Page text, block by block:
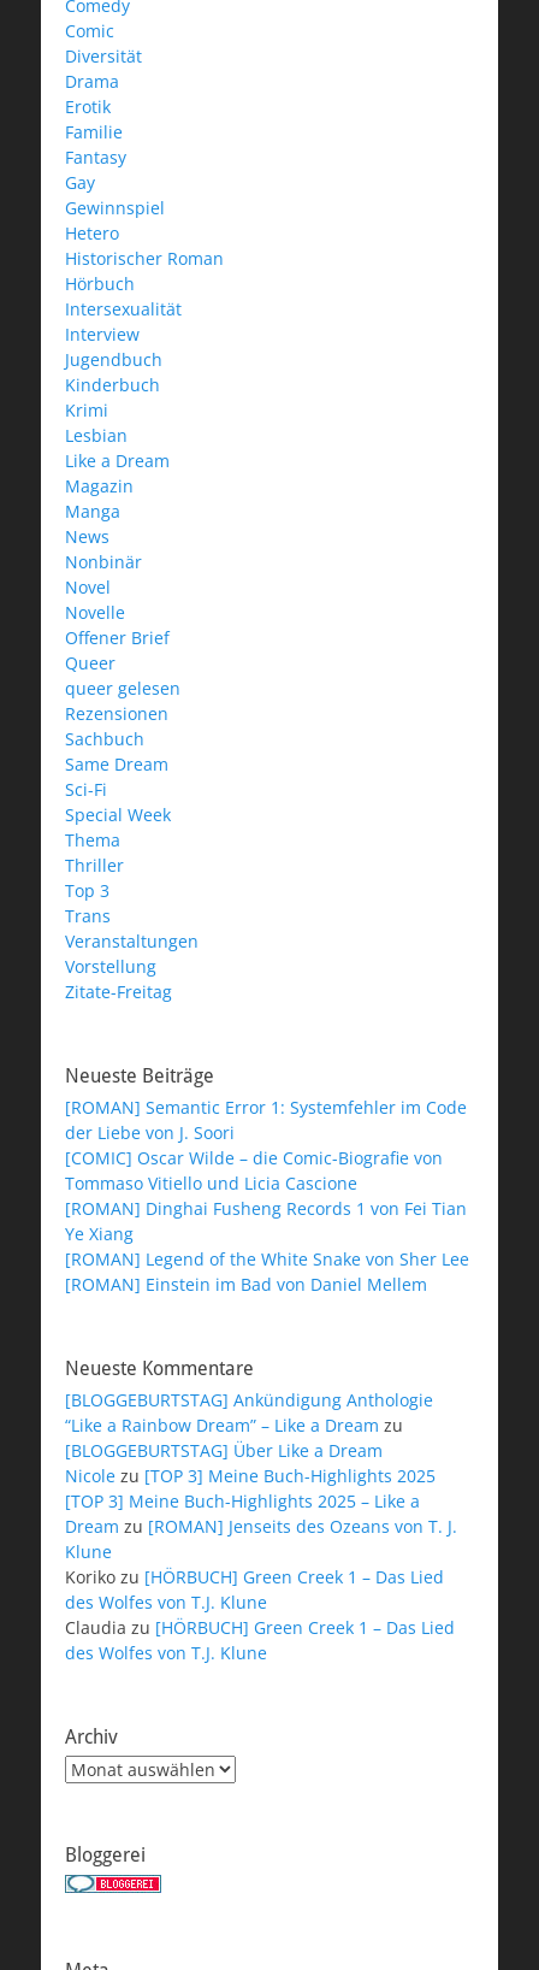
Comedy
Comic
Diversität
Drama
Erotik
Familie
Fantasy
Gay
Gewinnspiel
Hetero
Historischer Roman
Hörbuch
Intersexualität
Interview
Jugendbuch
Kinderbuch
Krimi
Lesbian
Like a Dream
Magazin
Manga
News
Nonbinär
Novel
Novelle
Offener Brief
Queer
queer gelesen
Rezensionen
Sachbuch
Same Dream
Sci-Fi
Special Week
Thema
Thriller
Top 3
Trans
Veranstaltungen
Vorstellung
Zitate-Freitag
Neueste Beiträge
[ROMAN] Semantic Error 1: Systemfehler im Code
der Liebe von J. Soori
[COMIC] Oscar Wilde – die Comic-Biografie von
Tommaso Vitiello und Licia Cascione
[ROMAN] Dinghai Fusheng Records 1 von Fei Tian
Ye Xiang
[ROMAN] Legend of the White Snake von Sher Lee
[ROMAN] Einstein im Bad von Daniel Mellem
Neueste Kommentare
[BLOGGEBURTSTAG] Ankündigung Anthologie
“Like a Rainbow Dream” – Like a Dream zu
[BLOGGEBURTSTAG] Über Like a Dream
Nicole zu [TOP 3] Meine Buch-Highlights 2025
[TOP 3] Meine Buch-Highlights 2025 – Like a
Dream zu [ROMAN] Jenseits des Ozeans von T. J.
Klune
Koriko zu [HÖRBUCH] Green Creek 1 – Das Lied
des Wolfes von T.J. Klune
Claudia zu [HÖRBUCH] Green Creek 1 – Das Lied
des Wolfes von T.J. Klune
Archiv
Archiv
Bloggerei